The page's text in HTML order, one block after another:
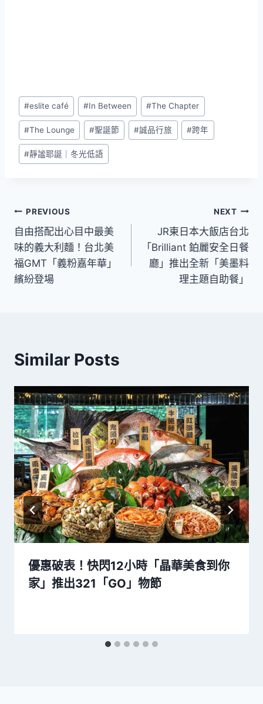
Post
Tags:
#eslite café #In Between #The Chapter
#The Lounge #聖誕節 #誠品行旅 #跨年
#靜謐耶誕｜冬光低語
文
章
導
覽
PREVIOUS
自由搭配出心目中最美
味的義大利麵！台北美
福GMT「義粉嘉年華」
繽紛登場
NEXT
JR東日本大飯店台北
「Brilliant 鉑麗安全日餐
廳」推出全新「美墨料
理主題自助餐」
Similar Posts
優惠破表！快閃12小時「晶華美食到你
家」推出321「GO」物節